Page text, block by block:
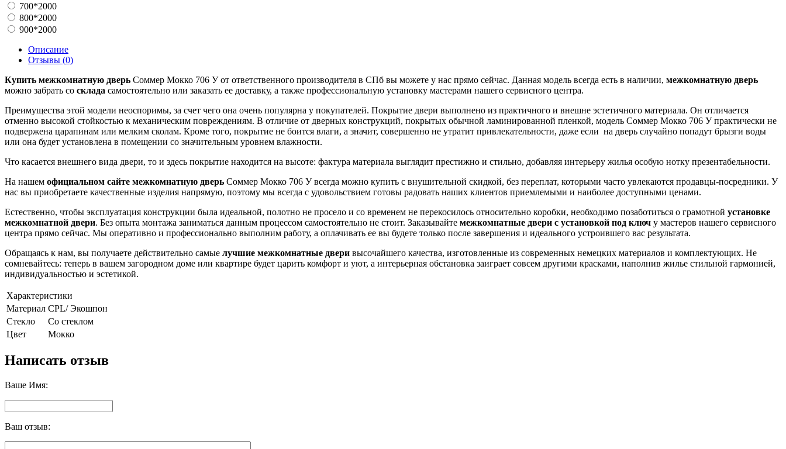
700*2000
800*2000
900*2000
Описание
Отзывы (0)
Купить межкомнатную дверь Соммер Мокко 706 У от ответственного производителя в СПб вы можете у нас прямо сейчас. Данная модель всегда есть в наличии, межкомнатную дверь
можно забрать со склада самостоятельно или заказать ее доставку, а также профессиональную установку мастерами нашего сервисного центра.
Преимущества этой модели неоспоримы, за счет чего она очень популярна у покупателей. Покрытие двери выполнено из практичного и внешне эстетичного материала. Он отличается
отменно высокой стойкостью к механическим повреждениям. В отличие от дверных конструкций, покрытых обычной ламинированной пленкой, модель Соммер Мокко 706 У практически не
подвержена царапинам или мелким сколам. Кроме того, покрытие не боится влаги, а значит, совершенно не утратит привлекательности, даже если на дверь случайно попадут брызги воды
или она будет установлена в помещении со значительным уровнем влажности.
Что касается внешнего вида двери, то и здесь покрытие находится на высоте: фактура материала выглядит престижно и стильно, добавляя интерьеру жилья особую нотку презентабельности.
На нашем официальном сайте межкомнатную дверь Соммер Мокко 706 У всегда можно купить с внушительной скидкой, без переплат, которыми часто увлекаются продавцы-посредники. У
нас вы приобретаете качественные изделия напрямую, поэтому мы всегда с удовольствием готовы радовать наших клиентов приемлемыми и наиболее доступными ценами.
Естественно, чтобы эксплуатация конструкции была идеальной, полотно не просело и со временем не перекосилось относительно коробки, необходимо позаботиться о грамотной установке
межкомнатной двери. Без опыта монтажа заниматься данным процессом самостоятельно не стоит. Заказывайте межкомнатные двери с установкой под ключ у мастеров нашего сервисного
центра прямо сейчас. Мы оперативно и профессионально выполним работу, а оплачивать ее вы будете только после завершения и идеального устроившего вас результата.
Обращаясь к нам, вы получаете действительно самые лучшие межкомнатные двери высочайшего качества, изготовленные из современных немецких материалов и комплектующих. Не
сомневайтесь: теперь в вашем загородном доме или квартире будет царить комфорт и уют, а интерьерная обстановка заиграет совсем другими красками, наполнив жилье стильной гармонией,
индивидуальностью и эстетикой.
Характеристики
Материал CPL/ Экошпон
Стекло
Со стеклом
Цвет
Мокко
Написать отзыв
Ваше Имя:
Ваш отзыв: